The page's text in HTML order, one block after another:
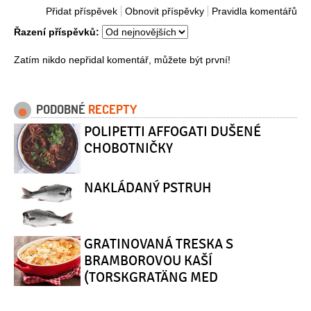
Pravidla komentářů
Obnovit příspěvky
Přidat příspěvek
Řazení příspěvků:
Zatím nikdo nepřidal komentář, můžete být první!
PODOBNÉ RECEPTY
POLIPETTI AFFOGATI DUŠENÉ
CHOBOTNIČKY
NAKLÁDANÝ PSTRUH
GRATINOVANÁ TRESKA S
BRAMBOROVOU KAŠÍ
(TORSKGRATÄNG MED